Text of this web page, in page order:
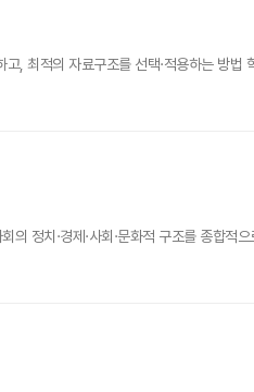
, 최적의 자료구조를 선택·적용하는 방법
정치·경제·사회·문화적 구조를 종합적